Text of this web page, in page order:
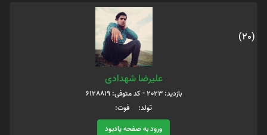
(20)
علیرضا شهدادی
بازدید: 2023 - کد متوفی: 6128819
تولد: فوت:
ورود به صفحه یادبود